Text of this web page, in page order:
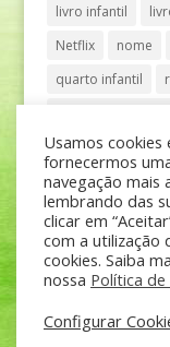
livro infantil
Netflix
nome
quarto infantil
São Paulo
®Mãe de
Usamos cookies
fornecermos
navegação mais
lembrando das
clicar em
com a utilização
cookies. Saiba
nossa Política
Configurar